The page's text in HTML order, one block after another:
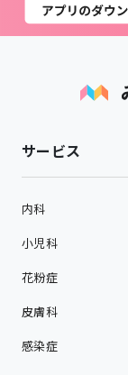
サービス
内科
小児科
花粉症
皮膚科
感染症